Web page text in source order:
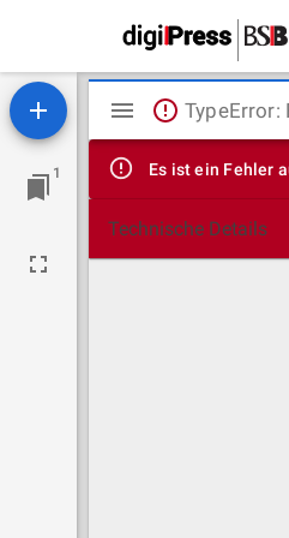
1
Mirador
Viewer
TypeError:
Es ist ein Fehler
Technische Details